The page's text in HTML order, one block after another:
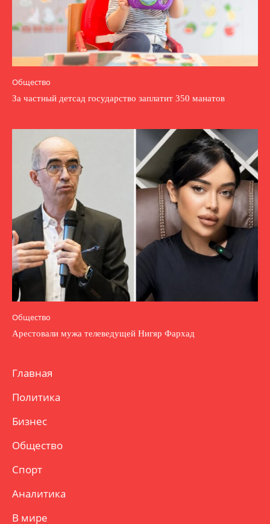
Общество
За частный детсад государство заплатит 350 манатов
Общество
Арестовали мужа телеведущей Нигяр Фархад
Главная
Политика
Бизнес
Общество
Спорт
Аналитика
В мире